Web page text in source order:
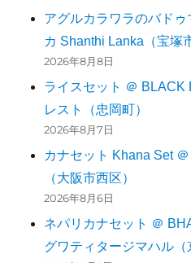
アグルカラワラのバド
カ Shanthi Lanka（宝塚
2026年8月8日
ライスセット ＠
レスト（忠岡町）
2026年8月7日
カナセット Khana Set
（大阪市西区）
2026年8月6日
ネパリカナセット ＠
グワティタージマハル（